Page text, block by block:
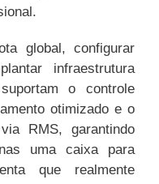
global, configurar
infraestrutura
o controle
otimizado e o
RMS, garantindo
uma caixa para
que realmente